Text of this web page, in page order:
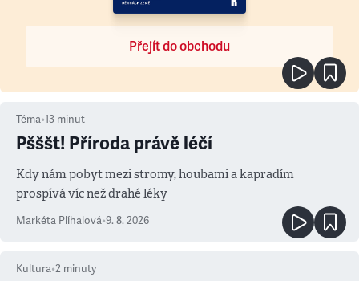
Přejít do obchodu
Téma•13 minut
Pšššt! Příroda právě léčí
Kdy nám pobyt mezi stromy, houbami a kapradím
prospívá víc než drahé léky
Markéta Plíhalová•9. 8. 2026
Kultura•2 minuty